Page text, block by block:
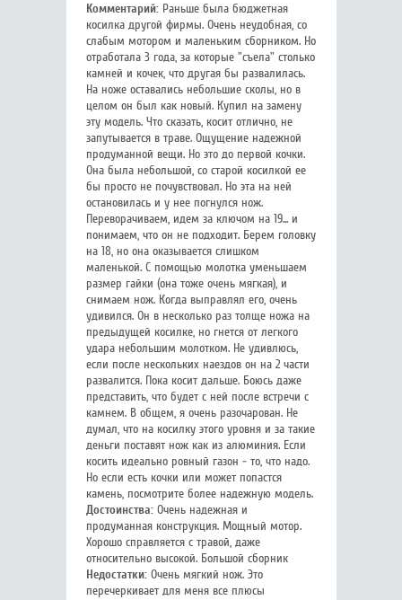
Комментарий:Раньше была бюджетная
косилка другой фирмы. Очень неудобная, со
слабым мотором и маленьким сборником. Но
отработала 3 года, за которые "съела" столько
камней и кочек, что другая бы развалилась.
На ноже оставались небольшие сколы, но в
целом он был как новый. Купил на замену
эту модель. Что сказать, косит отлично, не
запутывается в траве. Ощущение надежной
продуманной вещи. Но это до первой кочки.
Она была небольшой, со старой косилкой ее
бы просто не почувствовал. Но эта на ней
остановилась и у нее погнулся нож.
Переворачиваем, идем за ключом на 19... и
понимаем, что он не подходит. Берем головку
на 18, но она оказывается слишком
маленькой. С помощью молотка уменьшаем
размер гайки (она тоже очень мягкая), и
снимаем нож. Когда выправлял его, очень
удивился. Он в несколько раз толще ножа на
предыдущей косилке, но гнется от легкого
удара небольшим молотком. Не удивлюсь,
если после нескольких наездов он на 2 части
развалится. Пока косит дальше. Боюсь даже
представить, что будет с ней после встречи с
камнем. В общем, я очень разочарован. Не
думал, что на косилку этого уровня и за такие
деньги поставят нож как из алюминия. Если
косить идеально ровный газон - то, что надо.
Но если есть кочки или может попастся
камень, посмотрите более надежную модель.
Достоинства:Очень надежная и
продуманная конструкция. Мощный мотор.
Хорошо справляется с травой, даже
относительно высокой. Большой сборник
Недостатки:Очень мягкий нож. Это
перечеркивает для меня все плюсы